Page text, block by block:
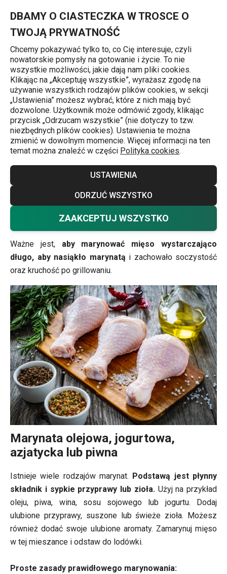
DBAMY O CIASTECZKA W TROSCE O
TWOJĄ PRYWATNOŚĆ
Chcemy pokazywać tylko to, co Cię interesuje, czyli
nowatorskie pomysły na gotowanie i życie. To nie
wszystkie możliwości, jakie dają nam pliki cookies.
Klikając na „Akceptuję wszystkie”, wyrażasz zgodę na
używanie wszystkich rodzajów plików cookies, w sekcji
„Ustawienia” możesz wybrać, które z nich mają być
dozwolone. Użytkownik może odmówić zgody, klikając
przycisk „Odrzucam wszystkie” (nie dotyczy to tzw.
niezbędnych plików cookies). Ustawienia te można
zmienić w dowolnym momencie. Więcej informacji na ten
temat można znaleźć w części Polityka cookies.
USTAWIENIA
ODRZUĆ WSZYSTKO
ZAAKCEPTUJ WSZYSTKO
Przepisy
Jak przygotować
soczystego
kurczaka na grillu
Przepisy
Grillowany kurczak to klasyk, który nigdy się nie starzeje.
Bez względu na to, czy grillujesz całego kurczaka, czy też
poporcjowane części, dobrym pomysłem jest
marynowanie mięsa, aby zachować jego soczystość.
Ważne jest, aby marynować mięso wystarczająco
długo, aby nasiąkło marynatą i zachowało soczystość
oraz kruchość po grillowaniu.
Marynata olejowa, jogurtowa,
azjatycka lub piwna
Istnieje wiele rodzajów marynat. Podstawą jest płynny
składnik i sypkie przyprawy lub zioła. Użyj na przykład
oleju, piwa, wina, sosu sojowego lub jogurtu. Dodaj
ulubione przyprawy, suszone lub świeże zioła. Możesz
również dodać swoje ulubione aromaty. Zamarynuj mięso
w tej mieszance i odstaw do lodówki.
Proste zasady prawidłowego marynowania: